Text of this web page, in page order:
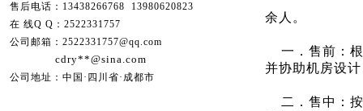
售后电话：13438266768 13980620823
在 线Q Q：2522331757
公司邮箱：2522331757@qq.com
cdry**@sina.com
公司地址：中国·四川省·成都市
余人。
一．售前：
并协助机房设
二．售中：按